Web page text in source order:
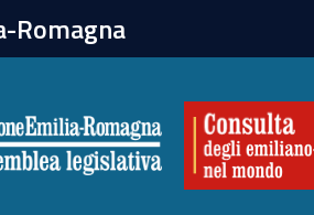
Romagna